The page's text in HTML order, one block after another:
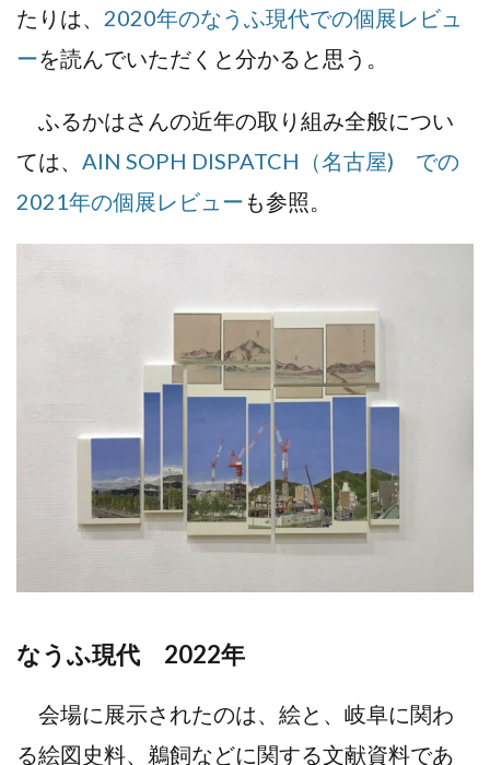
たりは、 2020年のなうふ現代での個展レビュ
ーを読んでいただくと分かると思う。
ふるかはさんの近年の取り組み全般につい
ては、 AIN SOPH DISPATCH（名古屋) での
2021年の個展レビューも参照。
なうふ現代 2022年
会場に展示されたのは、絵と、岐阜に関わ
る絵図史料、鵜飼などに関する文献資料であ